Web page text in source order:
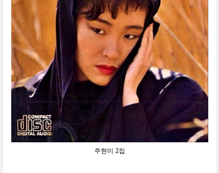
주현미 2집